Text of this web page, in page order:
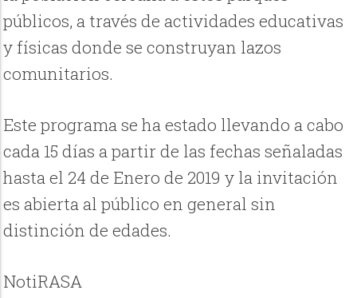
públicos, a través de actividades educativas
y físicas donde se construyan lazos
comunitarios.
Este programa se ha estado llevando a cabo
cada 15 días a partir de las fechas señaladas
hasta el 24 de Enero de 2019 y la invitación
es abierta al público en general sin
distinción de edades.
NotiRASA